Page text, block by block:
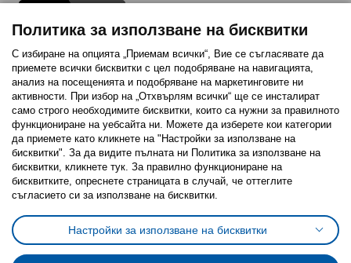
Последвайте ни:
FacebookTwitterYoutubePinterestInstagram
Политика за използване на бисквитки (Cookies)
Избор на настройки за използване на бисквитки
Условия за ползване на ikea.bgОбща политика за личните данни
Политика за защита на личните данни на ikea.bg
Политика за използване на бисквитки
С избиране на опцията „Приемам всички“, Вие се съгласявате да
приемете всички бисквитки с цел подобряване на навигацията,
анализ на посещенията и подобряване на маркетинговите ни
активности. При избор на „Отхвърлям всички“ ще се инсталират
само строго необходимитe бисквитки, които са нужни за правилното
функциониране на уебсайта ни. Можете да изберете кои категории
да приемете като кликнете на "Настройки за използване на
бисквитки". За да видите пълната ни Политика за използване на
бисквитки, кликнете тук. За правилно функциониране на
бисквитките, опреснете страницата в случай, че оттеглите
съгласието си за използване на бисквитки.
Настройки за използване на бисквитки